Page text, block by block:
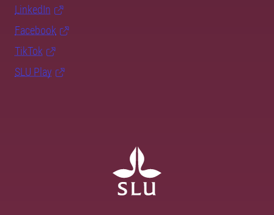
LinkedIn
Facebook
TikTok
SLU Play